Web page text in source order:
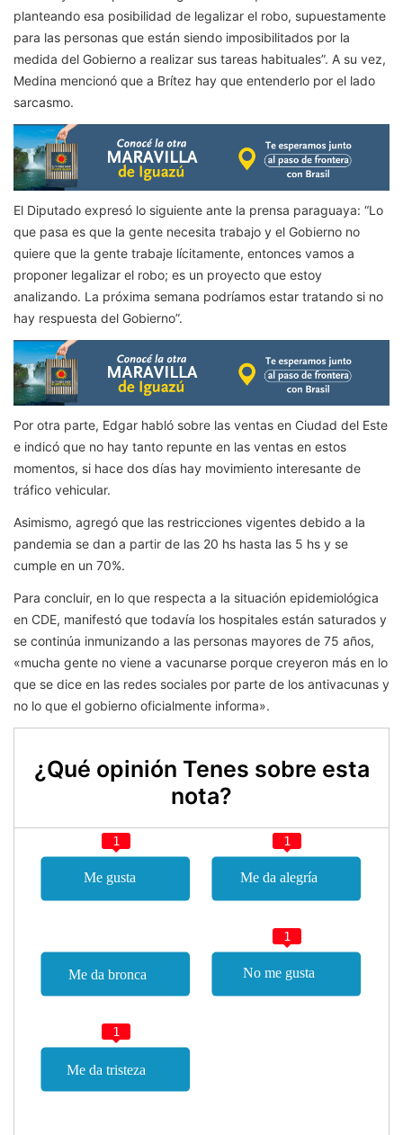
planteando esa posibilidad de legalizar el robo, supuestamente
para las personas que están siendo imposibilitados por la
medida del Gobierno a realizar sus tareas habituales”. A su vez,
Medina mencionó que a Brítez hay que entenderlo por el lado
sarcasmo.
El Diputado expresó lo siguiente ante la prensa paraguaya: “Lo
que pasa es que la gente necesita trabajo y el Gobierno no
quiere que la gente trabaje lícitamente, entonces vamos a
proponer legalizar el robo; es un proyecto que estoy
analizando. La próxima semana podríamos estar tratando si no
hay respuesta del Gobierno”.
Por otra parte, Edgar habló sobre las ventas en Ciudad del Este
e indicó que no hay tanto repunte en las ventas en estos
momentos, si hace dos días hay movimiento interesante de
tráfico vehicular.
Asimismo, agregó que las restricciones vigentes debido a la
pandemia se dan a partir de las 20 hs hasta las 5 hs y se
cumple en un 70%.
Para concluir, en lo que respecta a la situación epidemiológica
en CDE, manifestó que todavía los hospitales están saturados y
se continúa inmunizando a las personas mayores de 75 años,
«mucha gente no viene a vacunarse porque creyeron más en lo
que se dice en las redes sociales por parte de los antivacunas y
no lo que el gobierno oficialmente informa».
¿Qué opinión Tenes sobre esta
nota?
1 1
1
1